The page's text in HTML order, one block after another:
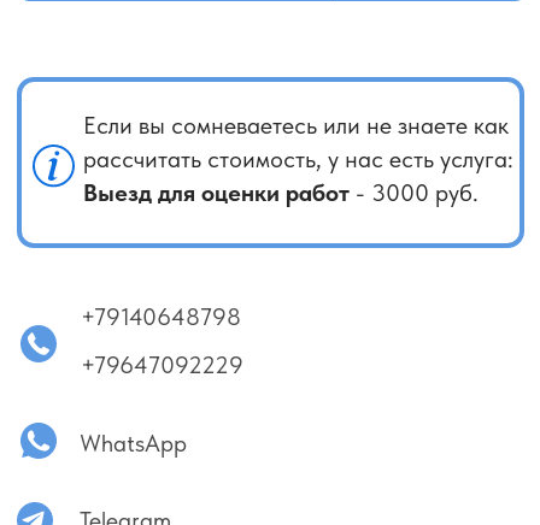
Убедительно просим вас: освобождать место
с кондиционером!
Процесс диагностики кондиционера